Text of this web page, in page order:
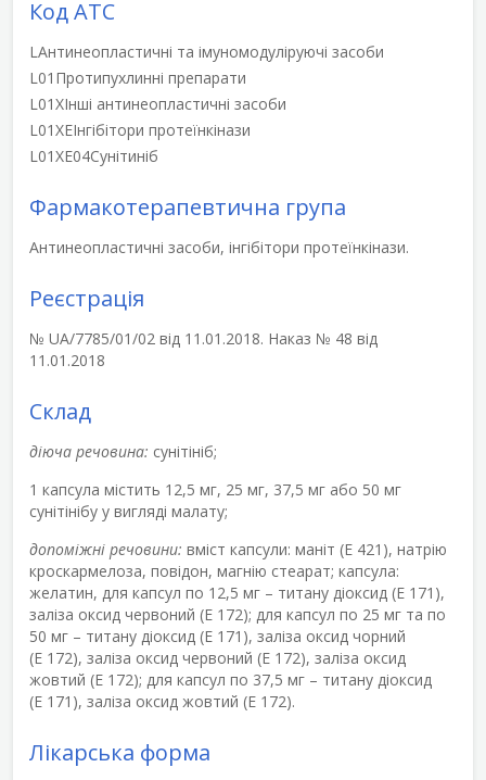
Код АТС
LАнтинеопластичні та імуномодуліруючі засоби
L01 Протипухлинні препарати
L01XІнші антинеопластичні засоби
L01XEІнгібітори протеїнкінази
L01XE04Сунітиніб
Фармакотерапевтична група
Антинеопластичні засоби, інгібітори протеїнкінази.
Реєстрація
№ UA/7785/01/02 від 11.01.2018. Наказ № 48 від
11.01.2018
Склад
діюча речовина: сунітініб;
1 капсула містить 12,5 мг, 25 мг, 37,5 мг або 50 мг
сунітінібу у вигляді малату;
допоміжні речовини: вміст капсули: маніт (E 421), натрію
кроскармелоза, повідон, магнію стеарат; капсула:
желатин, для капсул по 12,5 мг – титану діоксид (E 171),
заліза оксид червоний (Е 172); для капсул по 25 мг та по
50 мг – титану діоксид (Е 171), заліза оксид чорний
(Е 172), заліза оксид червоний (Е 172), заліза оксид
жовтий (Е 172); для капсул по 37,5 мг – титану діоксид
(Е 171), заліза оксид жовтий (Е 172).
Лікарська форма